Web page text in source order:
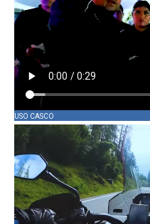
USO CASCO